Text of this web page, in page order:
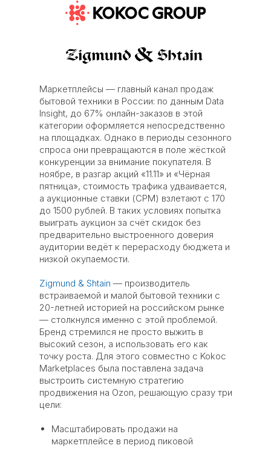
Маркетплейсы — главный канал продаж
бытовой техники в России: по данным Data
Insight, до 67% онлайн-заказов в этой
категории оформляется непосредственно
на площадках. Однако в периоды сезонного
спроса они превращаются в поле жёсткой
конкуренции за внимание покупателя. В
ноябре, в разгар акций «11.11» и «Чёрная
пятница», стоимость трафика удваивается,
а аукционные ставки (CPM) взлетают с 170
до 1500 рублей. В таких условиях попытка
выиграть аукцион за счёт скидок без
предварительно выстроенного доверия
аудитории ведёт к перерасходу бюджета и
низкой окупаемости.
Zigmund & Shtain — производитель
встраиваемой и малой бытовой техники с
20-летней историей на российском рынке
— столкнулся именно с этой проблемой.
Бренд стремился не просто выжить в
высокий сезон, а использовать его как
точку роста. Для этого совместно с Kokoc
Marketplaces была поставлена задача
выстроить системную стратегию
продвижения на Ozon, решающую сразу три
цели:
Масштабировать продажи на
маркетплейсе в период пиковой